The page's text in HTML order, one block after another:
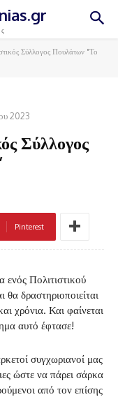
Σύλλογος Πουλάτων "Το
2023
Σύλλογος
Pinterest
ενός Πολιτιστικού
δραστηριοποιείται
χρόνια. Και φαίνεται
αυτό έφτασε!
συγχωριανοί μας
ώστε να πάρει σάρκα
από τον επίσης